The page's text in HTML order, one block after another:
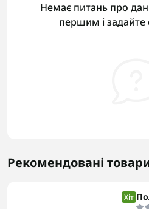
Немає питань про
першим і задайте
Рекомендовані
Хіт